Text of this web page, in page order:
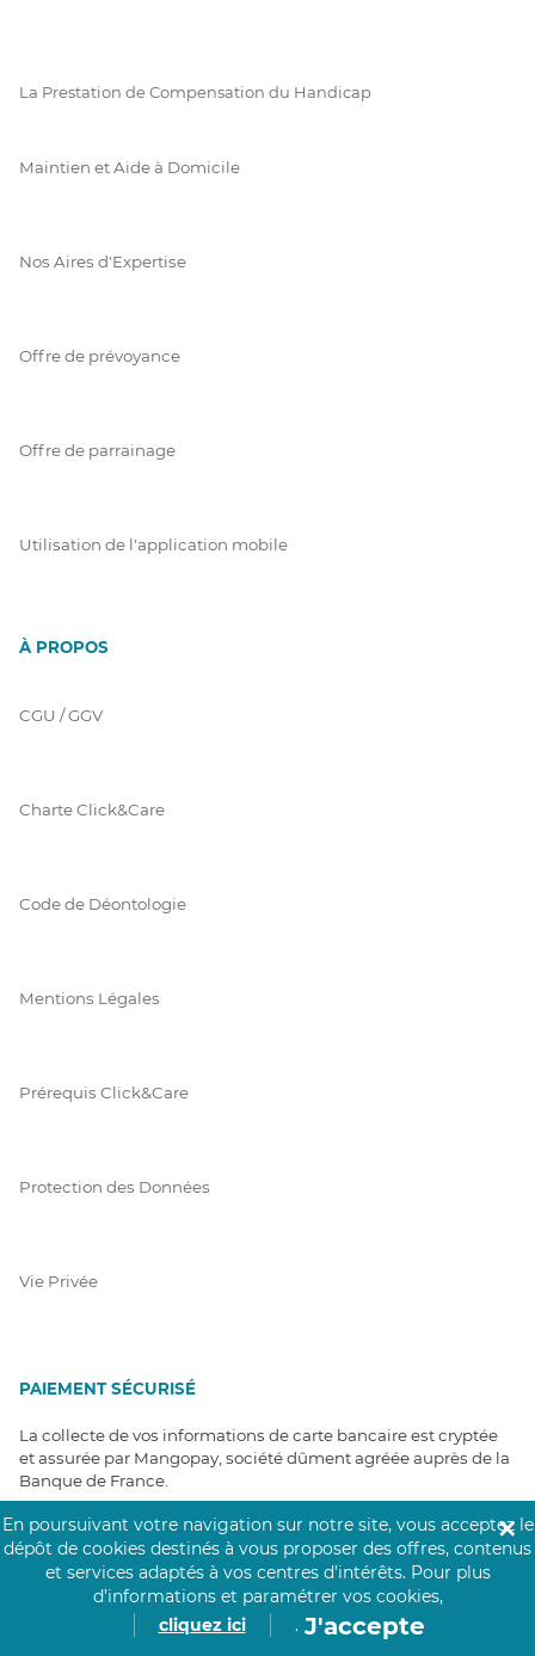
La Prestation de Compensation du Handicap
Maintien et Aide à Domicile
Nos Aires d'Expertise
Offre de prévoyance
Offre de parrainage
Utilisation de l'application mobile
À PROPOS
CGU / GGV
Charte Click&Care
Code de Déontologie
Mentions Légales
Prérequis Click&Care
Protection des Données
Vie Privée
PAIEMENT SÉCURISÉ
La collecte de vos informations de carte bancaire est cryptée
et assurée par Mangopay, société dûment agréée auprès de la
Banque de France.
En poursuivant votre navigation sur notre site, vous acceptez le
dépôt de cookies destinés à vous proposer des offres, contenus
et services adaptés à vos centres d’intérêts. Pour plus
d’informations et paramétrer vos cookies,
cliquez ici
. J'accepte
✕